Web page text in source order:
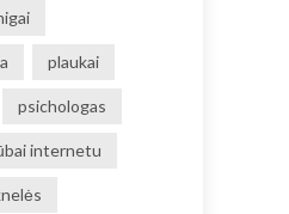
plaukai
psichologas
internetu